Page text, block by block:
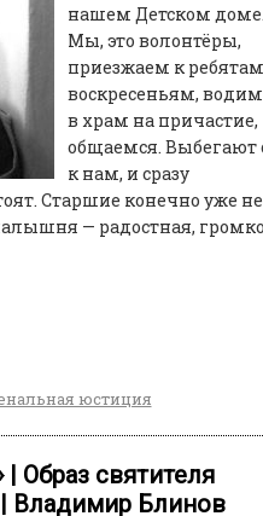
нашем Детском доме.
Мы, это волонтёры,
приезжаем к
воскресеньям,
в храм на причастие,
общаемся. Выбегают
к нам, и сразу
Старшие конечно уже не
— радостная, громко
юстиция
Образ святителя
Владимир Блинов